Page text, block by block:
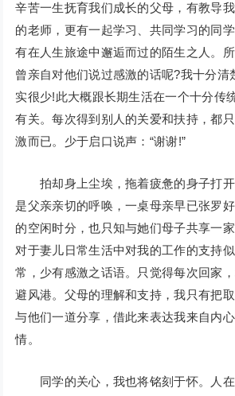
辛苦一生抚育我们成长的父母，有教导
的老师，更有一起学习、共同学习的同
有在人生旅途中邂逅而过的陌生之人。
曾亲自对他们说过感激的话呢?我十分清
实很少!此大概跟长期生活在一个十分传
有关。每次得到别人的关爱和扶持，都
激而已。少于启口说声：“谢谢!”
拍却身上尘埃，拖着疲惫的身子打开
是父亲亲切的呼唤，一桌母亲早已张罗
的空闲时分，也只知与她们母子共享一家
对于妻儿日常生活中对我的工作的支持
常，少有感激之话语。只觉得每次回家
避风港。父母的理解和支持，我只有把
与他们一道分享，借此来表达我来自内
情。
同学的关心，我也将铭刻于怀。人在